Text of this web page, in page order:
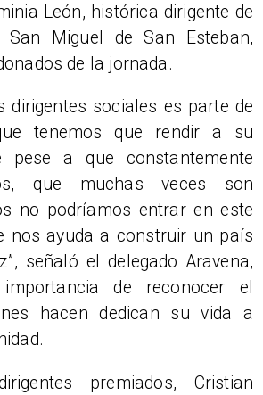
León, histórica dirigente de
Miguel de San Esteban,
de la jornada.
dirigentes sociales es parte de
tenemos que rendir a su
pese a que constantemente
que muchas veces son
no podríamos entrar en este
nos ayuda a construir un país
señaló el delegado Aravena,
de reconocer el
hacen dedican su vida a
premiados, Cristian